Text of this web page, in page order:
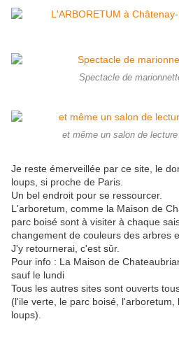
Spectacle de
et même un salon de
Je reste émerveillée par ce site, le
loups, si proche de Paris.
Un bel endroit pour se ressourcer.
L'arboretum, comme la Maison de
parc boisé sont à visiter à chaque
changement de couleurs des arbres
J'y retournerai, c'est sûr.
Pour info : La Maison de
sauf le lundi
Tous les autres sites sont ouverts
(l'ile verte, le parc boisé, l'arboretum,
loups).